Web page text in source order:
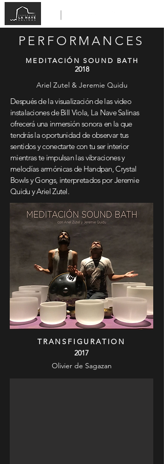
PERFORMANCES
MEDITACIÓN SOUND BATH
2018
Ariel Zutel & Jeremie Quidu
Después de la visualización de las video
instalaciones de Bill Viola, La Nave Salinas
ofrecerá una inmersión sonora en la que
tendrás la oportunidad de observar tus
sentidos y conectarte con tu ser interior
mientras te impulsan las vibraciones y
melodías armónicas de Handpan, Crystal
Bowls y Gongs, interpretados por Jeremie
Quidu y Ariel Zutel.
TRANSFIGURATION
2017
Olivier de Sagazan